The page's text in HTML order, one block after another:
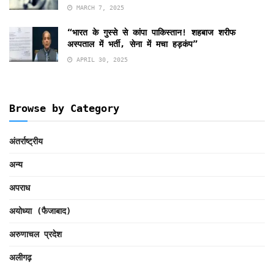
MARCH 7, 2025
“भारत के गुस्से से कांपा पाकिस्तान! शहबाज शरीफ
अस्पताल में भर्ती, सेना में मचा हड़कंप”
APRIL 30, 2025
Browse by Category
अंतर्राष्ट्रीय
अन्य
अपराध
अयोध्या (फैजाबाद)
अरुणाचल प्रदेश
अलीगढ़